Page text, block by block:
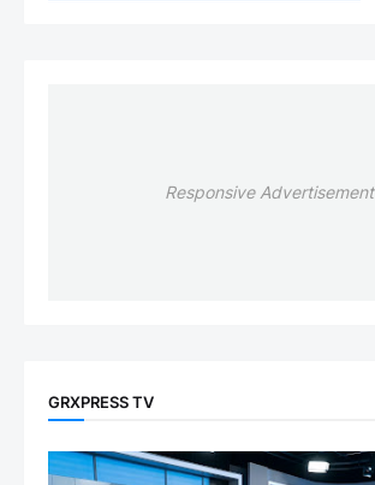
Responsive Advertisement
GRXPRESS TV